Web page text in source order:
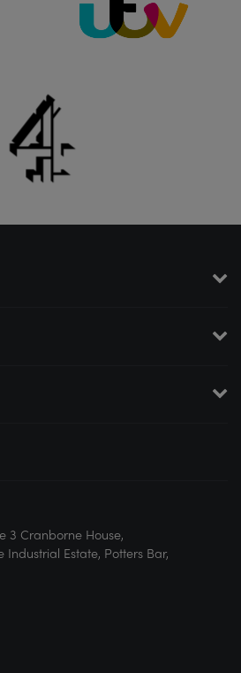
3 Cranborne House,
Estate, Potters Bar,